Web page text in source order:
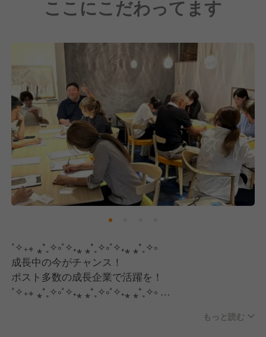
●新しい店舗やサービスの立ち上げに関与したい方
ここにこだわってます
˚✧₊⁎ ⁎⁺˳✧༚˚✧₊⁎ ⁎⁺˳✧༚˚✧₊⁎ ⁎⁺˳✧༚
成長中の今がチャンス！
ポスト多数の成長企業で活躍を！
˚✧₊⁎ ⁎⁺˳✧༚˚✧₊⁎ ⁎⁺˳✧༚˚✧₊⁎ ⁎⁺˳✧༚
もっと読む